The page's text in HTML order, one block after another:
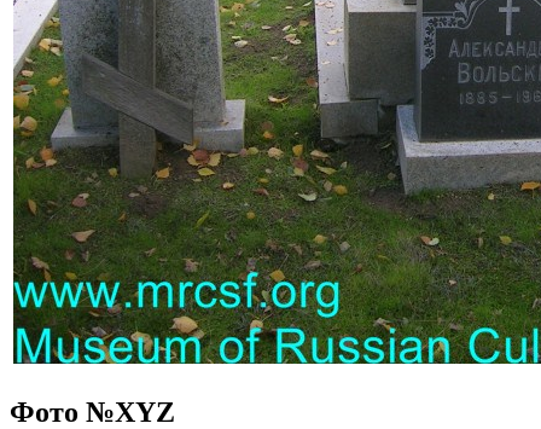
Фото №XYZ